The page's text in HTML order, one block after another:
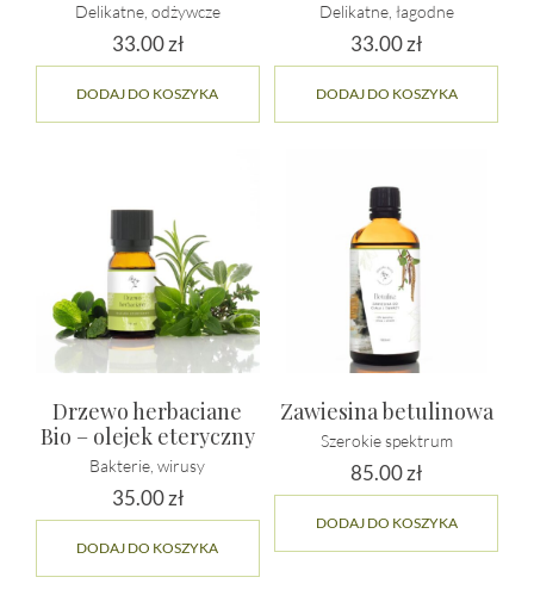
Delikatne, odżywcze
33.00zł
DODAJ DO KOSZYKA
Delikatne, łagodne
33.00zł
DODAJ DO KOSZYKA
Drzewo herbaciane
Bio – olejek eteryczny
Bakterie, wirusy
35.00zł
DODAJ DO KOSZYKA
Zawiesina betulinowa
Szerokie spektrum
85.00zł
DODAJ DO KOSZYKA